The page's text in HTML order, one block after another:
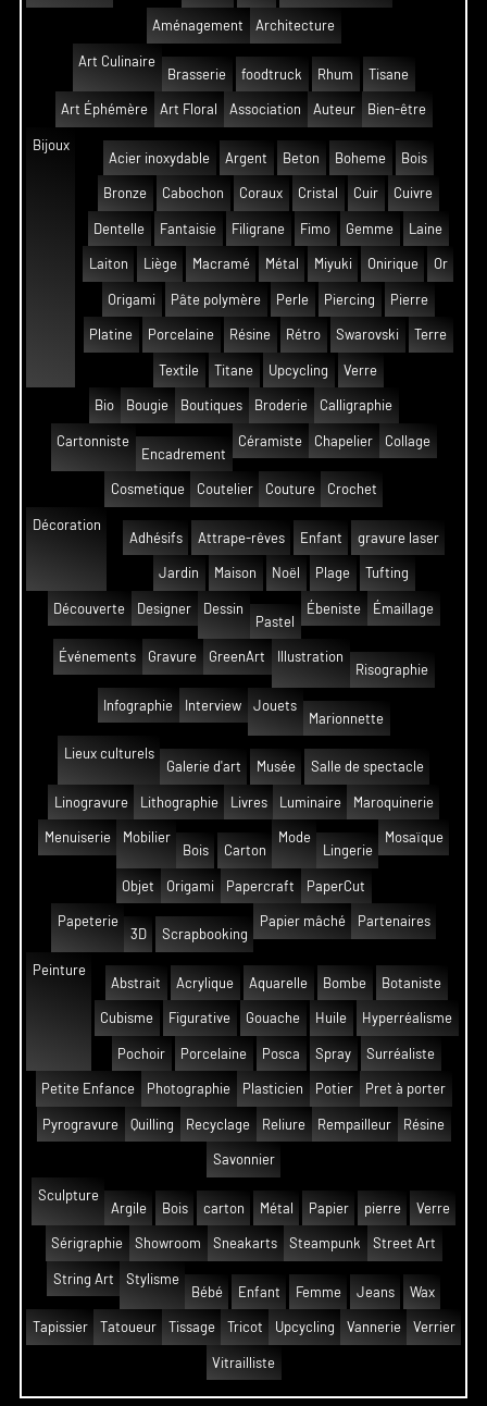
Aménagement Architecture
Art Culinaire
Brasserie
foodtruck Rhum Tisane
Art Éphémère Art Floral Association Auteur Bien-être
Bijoux
Acier inoxydable
Argent Beton Boheme Bois
Bronze Cabochon Coraux Cristal Cuir Cuivre
Dentelle Fantaisie Filigrane Fimo Gemme Laine
Laiton Liège Macramé Métal Miyuki Onirique Or
Origami Pâte polymère Perle Piercing Pierre
Platine Porcelaine Résine Rétro Swarovski Terre
Textile Titane Upcycling Verre
Bio Bougie Boutiques Broderie Calligraphie
Cartonniste
Encadrement
Céramiste Chapelier Collage
Cosmetique Coutelier Couture Crochet
Décoration
Adhésifs
Attrape-rêves Enfant gravure laser
Jardin Maison Noël Plage Tufting
Découverte Designer
Dessin
Pastel
Ébeniste Émaillage
Événements Gravure GreenArt
Illustration
Risographie
Infographie Interview
Jouets
Marionnette
Lieux culturels
Galerie d'art
Musée Salle de spectacle
Linogravure Lithographie Livres Luminaire Maroquinerie
Menuiserie
Mobilier
Bois
Carton
Mode
Lingerie
Mosaïque
Objet Origami Papercraft PaperCut
Papeterie
3D
Scrapbooking
Papier mâché Partenaires
Peinture
Abstrait
Acrylique Aquarelle Bombe Botaniste
Cubisme Figurative Gouache Huile Hyperréalisme
Pochoir Porcelaine Posca Spray Surréaliste
Petite Enfance Photographie Plasticien Potier Pret à porter
Pyrogravure Quilling Recyclage Reliure Rempailleur Résine
Savonnier
Sculpture
Argile
Bois carton Métal Papier pierre Verre
Sérigraphie Showroom Sneakarts Steampunk Street Art
String Art
Stylisme
Bébé
Enfant Femme Jeans Wax
Tapissier Tatoueur Tissage Tricot Upcycling Vannerie Verrier
Vitrailliste